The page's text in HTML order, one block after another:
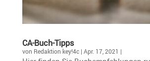
CA-Buch-Tipps
von Redaktion key!4c| Apr. 17, 2021 |